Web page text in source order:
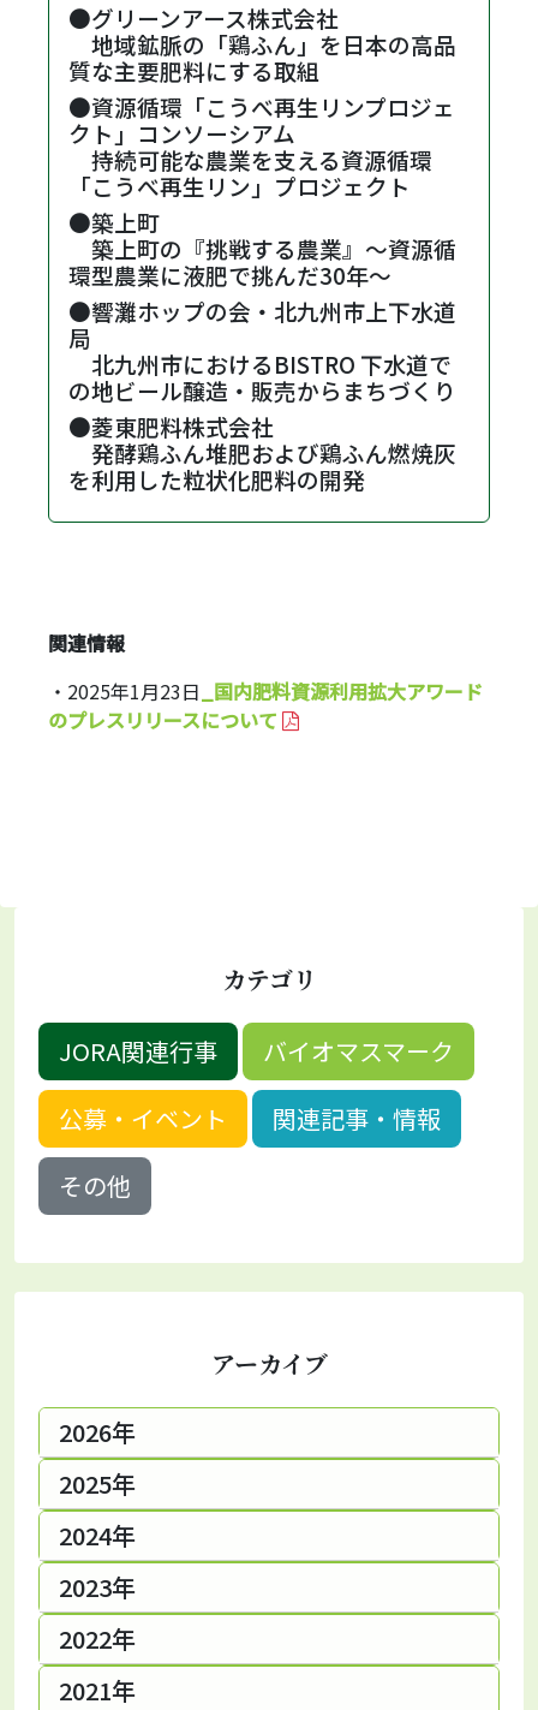
●グリーンアース株式会社
地域鉱脈の「鶏ふん」を日本の高品
質な主要肥料にする取組
●資源循環「こうべ再生リンプロジェ
クト」コンソーシアム
持続可能な農業を支える資源循環
「こうべ再生リン」プロジェクト
●築上町
築上町の『挑戦する農業』～資源循
環型農業に液肥で挑んだ30年～
●響灘ホップの会・北九州市上下水道
局
北九州市におけるBISTRO 下水道で
の地ビール醸造・販売からまちづくり
●菱東肥料株式会社
発酵鶏ふん堆肥および鶏ふん燃焼灰
を利用した粒状化肥料の開発
関連情報
・2025年1月23日_国内肥料資源利用拡大アワード
のプレスリリースについて
カテゴリ
JORA関連行事
バイオマスマーク
公募・イベント
関連記事・情報
その他
アーカイブ
2026年
2025年
2024年
2023年
2022年
2021年